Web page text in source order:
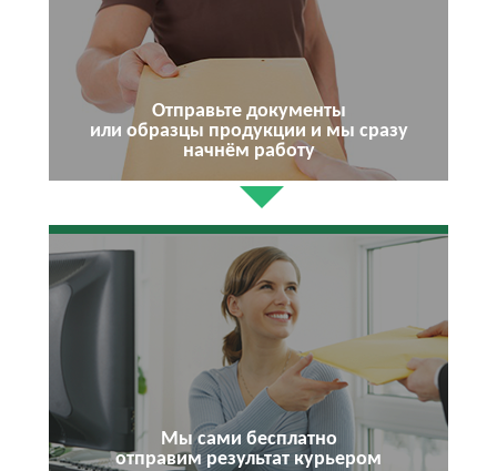
Отправьте документы
или образцы продукции и мы сразу
начнём работу
Мы сами бесплатно
отправим результат курьером